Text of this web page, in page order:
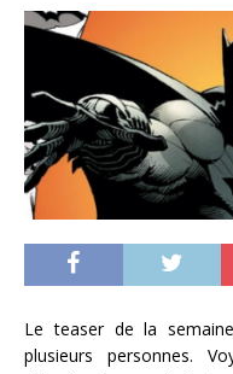
Le teaser de la
plusieurs personnes.